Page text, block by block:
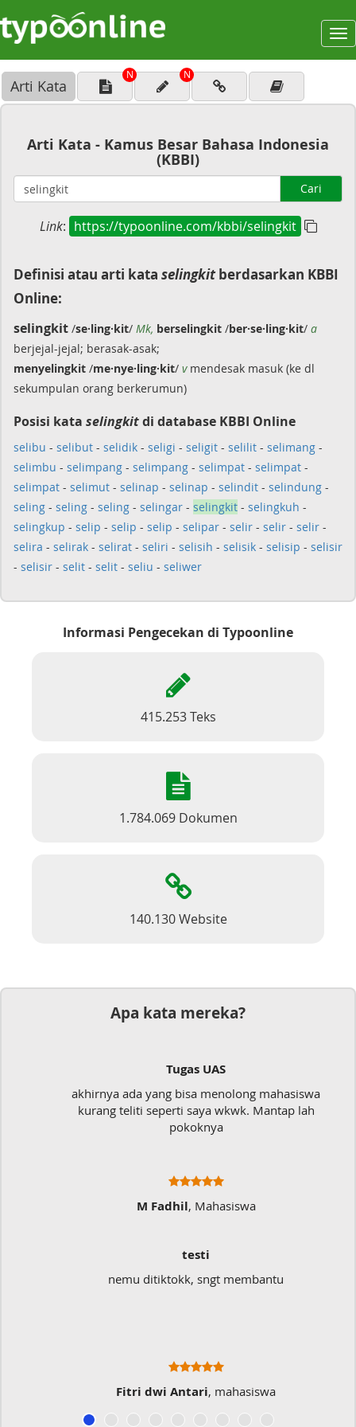
Arti Kata
N N
Arti Kata - Kamus Besar Bahasa Indonesia
(KBBI)
Cari
Link: https://typoonline.com/kbbi/selingkit
Definisi atau arti kata selingkitberdasarkan KBBI
Online:
selingkit /se·ling·kit/ Mk, berselingkit /ber·se·ling·kit/ a
berjejal-jejal; berasak-asak;
menyelingkit /me·nye·ling·kit/ vmendesak masuk (ke dl
sekumpulan orang berkerumun)
Posisi kata selingkitdi database KBBI Online
selibu - selibut - selidik - seligi - seligit - selilit - selimang -
selimbu - selimpang - selimpang - selimpat - selimpat -
selimpat - selimut - selinap - selinap - selindit - selindung -
seling - seling - seling - selingar - selingkit - selingkuh -
selingkup - selip - selip - selip - selipar - selir - selir - selir -
selira - selirak - selirat - seliri - selisih - selisik - selisip - selisir
- selisir - selit - selit - seliu - seliwer
Informasi Pengecekan di Typoonline
415.253 Teks
1.784.069 Dokumen
140.130 Website
Apa kata mereka?
Tugas UAS
akhirnya ada yang bisa menolong mahasiswa
kurang teliti seperti saya wkwk. Mantap lah
pokoknya
M Fadhil, Mahasiswa
testi
nemu ditiktokk, sngt membantu
Fitri dwi Antari, mahasiswa